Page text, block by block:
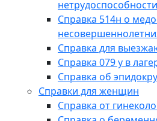
нетрудоспособности
Справка 514н о
Справка для
Справка 079 у в
Справка об
Справки для женщин
Справка от